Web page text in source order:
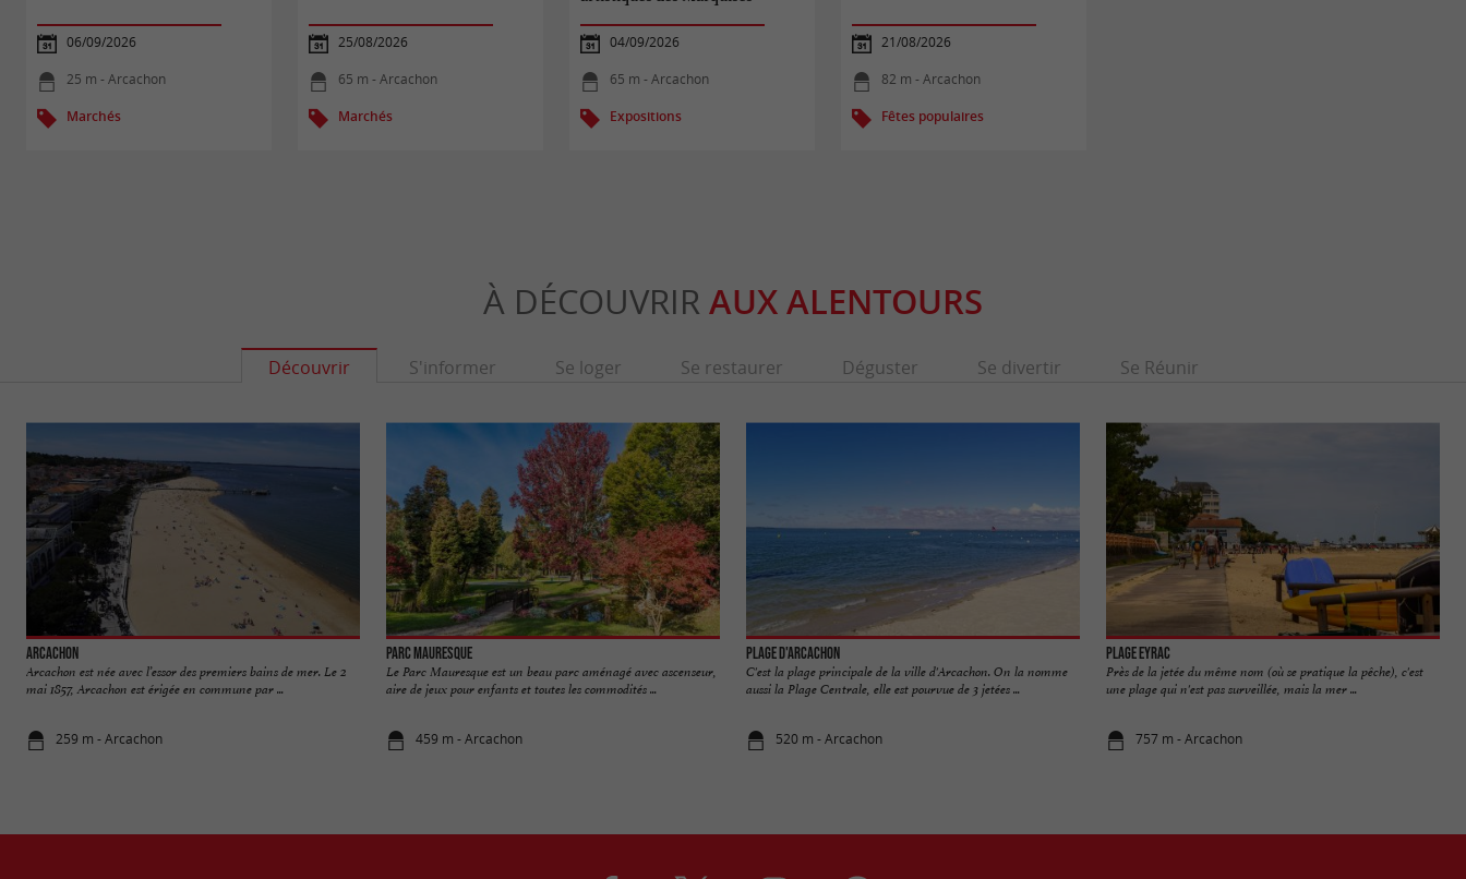
06/09/2026
25 m - Arcachon
Marchés
25/08/2026
65 m - Arcachon
Marchés
04/09/2026
65 m - Arcachon
Expositions
21/08/2026
82 m - Arcachon
Fêtes populaires
À DÉCOUVRIR AUX ALENTOURS
Découvrir S'informer Se loger Se restaurer Déguster Se divertir Se Réunir
Arcachon
Arcachon est née avec l’essor des premiers bains de mer. Le 2
mai 1857, Arcachon est érigée en commune par ...
259 m - Arcachon
Parc Mauresque
Le Parc Mauresque est un beau parc aménagé avec ascenseur,
aire de jeux pour enfants et toutes les commodités ...
459 m - Arcachon
Plage d'Arcachon
C'est la plage principale de la ville d'Arcachon. On la nomme
aussi la Plage Centrale, elle est pourvue de 3 jetées ...
520 m - Arcachon
Plage Eyrac
Près de la jetée du même nom (où se pratique la pêche), c'est
une plage qui n'est pas surveillée, mais la mer ...
757 m - Arcachon